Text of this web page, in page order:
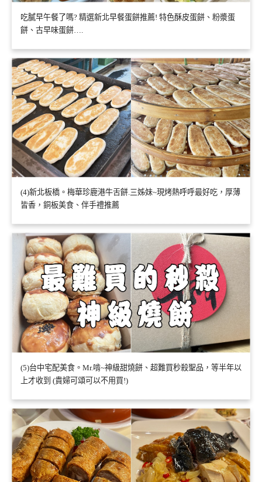
吃膩早午餐了嗎? 精選新北早餐蛋餅推薦! 特色酥皮蛋餅、粉漿蛋
餅、古早味蛋餅….
(4)新北板橋。梅華珍鹿港牛舌餅.三姊妹~現烤熱呼呼最好吃，厚薄
皆香，銅板美食、伴手禮推薦
(5)台中宅配美食。Mr.啃~神級甜燒餅、超難買秒殺聖品，等半年以
上才收到 (貴婦可頌可以不用買!)